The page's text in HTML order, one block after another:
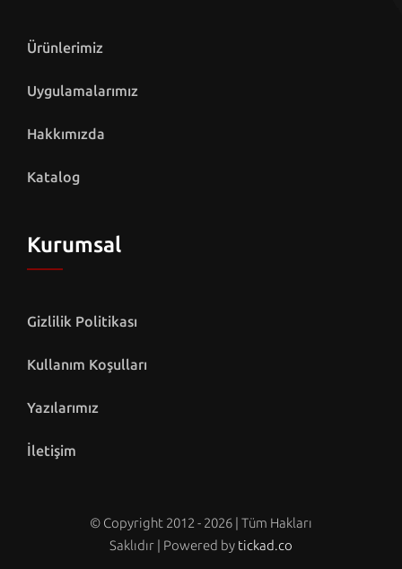
Ürünlerimiz
Uygulamalarımız
Hakkımızda
Katalog
Kurumsal
Gizlilik Politikası
Kullanım Koşulları
Yazılarımız
İletişim
© Copyright 2012 - 2026 | Tüm Hakları
Saklıdır | Powered by tickad.co